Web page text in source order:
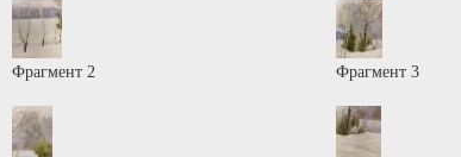
Фрагмент 2 Фрагмент 3